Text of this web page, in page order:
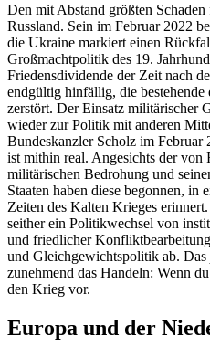
Den mit Abstand größten
Russland. Sein im Februar 2022
die Ukraine markiert einen
Großmachtpolitik des 19.
Friedensdividende der Zeit nach
endgültig hinfällig, die bestehende
zerstört. Der Einsatz militärischer
wieder zur Politik mit anderen
Bundeskanzler Scholz im Februar
ist mithin real. Angesichts der von
militärischen Bedrohung und
Staaten haben diese begonnen, in
Zeiten des Kalten Krieges
seither ein Politikwechsel von
und friedlicher
und Gleichgewichtspolitik ab. Das
zunehmend das Handeln: Wenn
den Krieg vor.
Europa und der